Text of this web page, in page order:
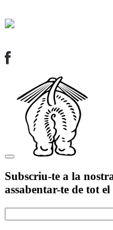
Subscriu-te a la
assabentar-te de tot